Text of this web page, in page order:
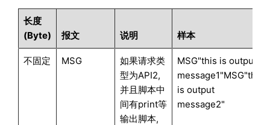
长度
(Byte)
报文 说明 样本
不固定 MSG
如果请求类
型为API2,
并且脚本中
间有print等
输出脚本,
MSG"this is output
message1"MSG"this
is output
message2"